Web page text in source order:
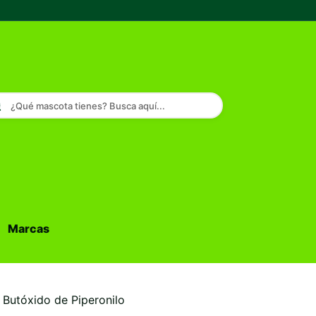
¿Qué mascota tienes? Busca aquí...
Marcas
de Piperonilo